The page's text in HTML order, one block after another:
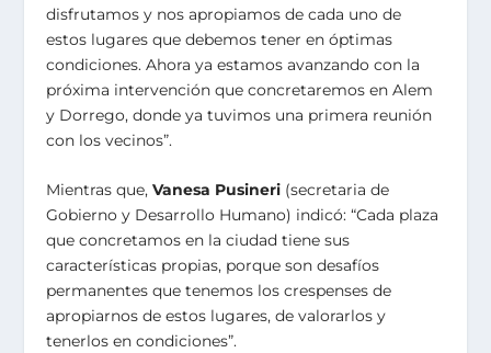
disfrutamos y nos apropiamos de cada uno de
estos lugares que debemos tener en óptimas
condiciones. Ahora ya estamos avanzando con la
próxima intervención que concretaremos en Alem
y Dorrego, donde ya tuvimos una primera reunión
con los vecinos”.
Mientras que,Vanesa Pusineri (secretaria de
Gobierno y Desarrollo Humano) indicó: “Cada plaza
que concretamos en la ciudad tiene sus
características propias, porque son desafíos
permanentes que tenemos los crespenses de
apropiarnos de estos lugares, de valorarlos y
tenerlos en condiciones”.